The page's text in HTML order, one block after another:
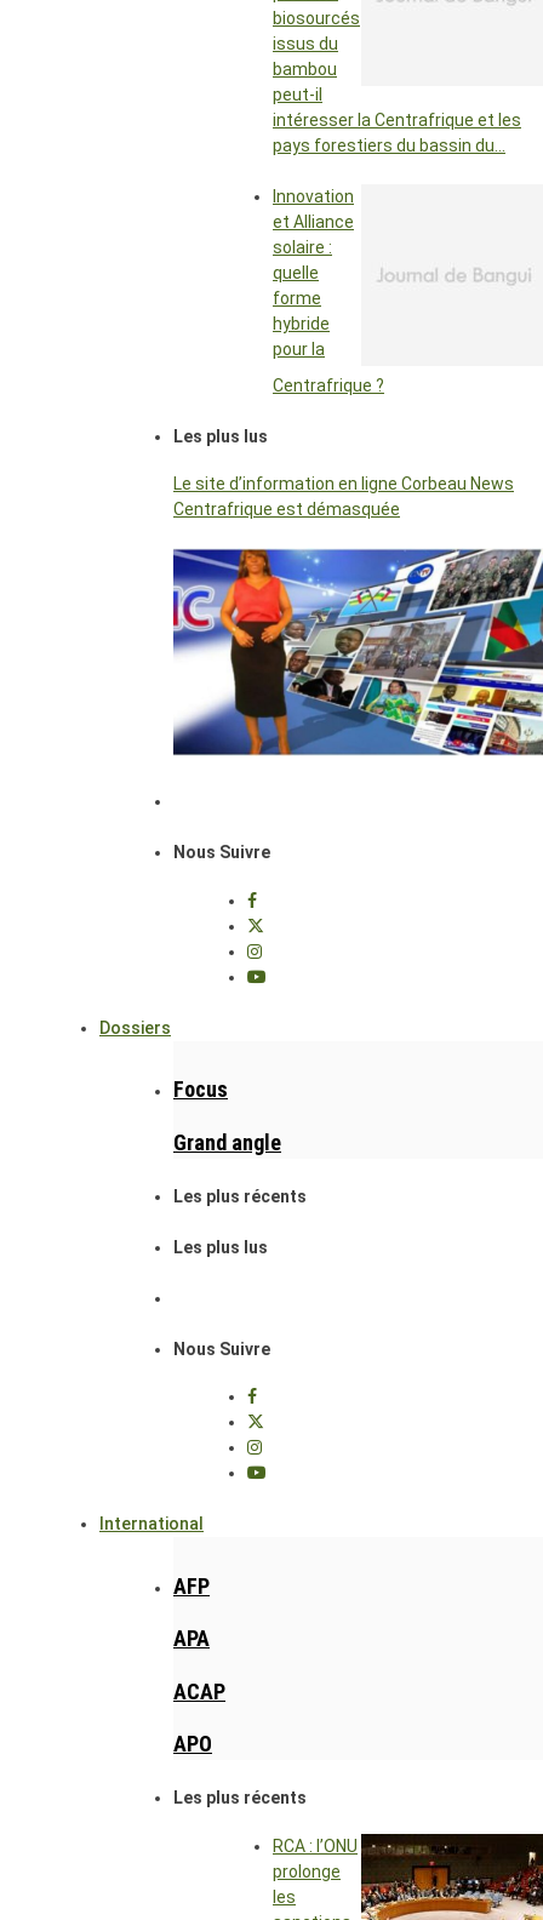
biosourcés
issus du
bambou
peut-il
intéresser la Centrafrique et les
pays forestiers du bassin du…
Innovation
et Alliance
solaire :
quelle
forme
hybride
pour la
Centrafrique ?
Les plus lus
Le site d’information en ligne Corbeau News
Centrafrique est démasquée
Nous Suivre
Dossiers
Focus
Grand angle
Les plus récents
Les plus lus
Nous Suivre
International
AFP
APA
ACAP
APO
Les plus récents
RCA : l’ONU
prolonge
les